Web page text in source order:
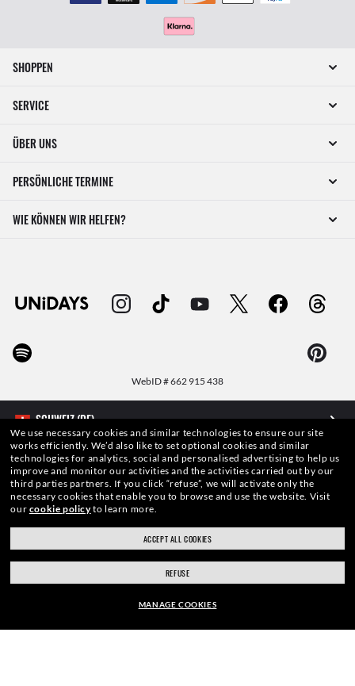
SHOPPEN
SERVICE
ÜBER UNS
PERSÖNLICHE TERMINE
WIE KÖNNEN WIR HELFEN?
WebID #662 915 438
WARN- UND SICHERHEITSHINWEISE ZU DEN PRODUKTEN
DATENSCHUTZERKLÄRUNG
Veranschaulichung. Keine derEigenschaften oder Charakteristiken der hier
We use necessary cookies and similar technologies to ensure our site
works efficiently. We’d also like to set optional cookies and similar
technologies for analytics, social and personalised advertising to help us
improve and monitor our activities and the activities carried out by our
third parties partners. If you click “refuse”, we will activate only the
necessary cookies that enable you to browse and use the website. Visit
our cookie policyto learn more.
ACCEPT ALL COOKIES
REFUSE
MANAGE COOKIES